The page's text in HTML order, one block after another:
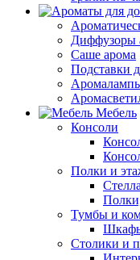
Диффузоры
Саше арома
Подставки
Мебель
Консоли
Полки и
Тумбы и
Столики и